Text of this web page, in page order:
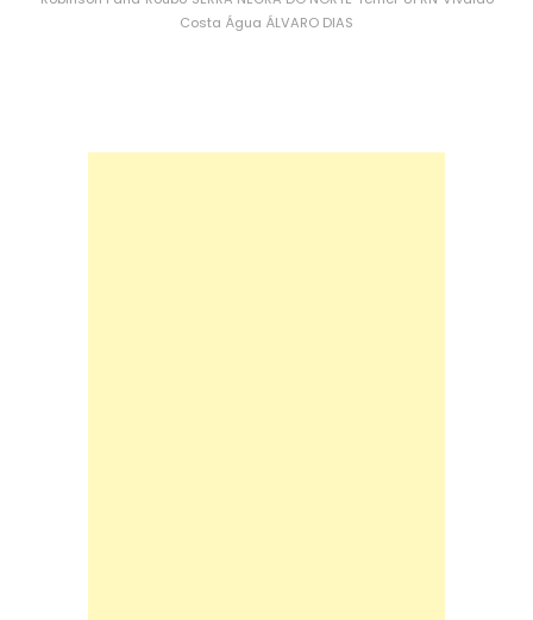
Costa Água ÁLVARO DIAS